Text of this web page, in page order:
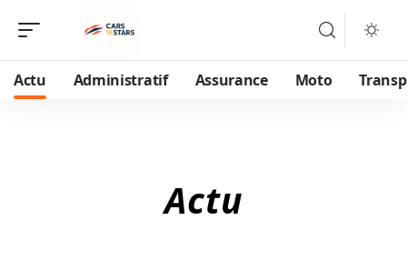
Actu Administratif Assurance Moto
Actu